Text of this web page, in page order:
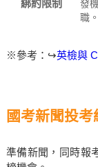
綁約限制
發
職。
※參考：↪英檢與
國考新聞投考
準備新聞，同時報